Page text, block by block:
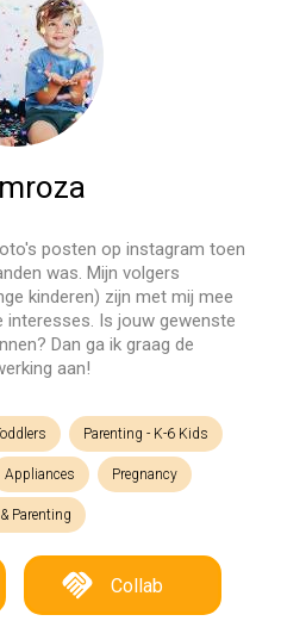
posten op instagram toen
was. Mijn volgers
kinderen) zijn met mij mee
interesses. Is jouw gewenste
Dan ga ik graag de
aan!
Parenting - K-6 Kids
Appliances Pregnancy
Parenting
Collab